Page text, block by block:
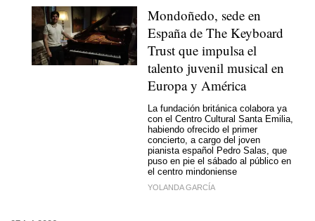
Mondoñedo, sede en
España de The Keyboard
Trust que impulsa el
talento juvenil musical en
Europa y América
La fundación británica colabora ya
con el Centro Cultural Santa Emilia,
habiendo ofrecido el primer
concierto, a cargo del joven
pianista español Pedro Salas, que
puso en pie el sábado al público en
el centro mindoniense
YOLANDA GARCÍA